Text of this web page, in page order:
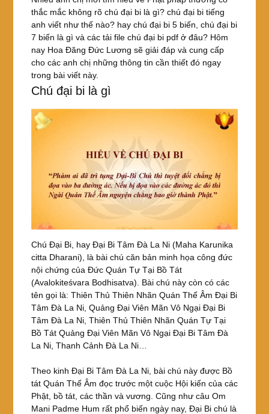
thắc mắc không rõ chú đại bi là gì? chú đại bi tiếng
anh viết như thế nào? hay chú đại bi 5 biến, chú đại bi
7 biến là gì và các tải file chú đại bi pdf ở đâu? Hôm
nay Hoa Đăng Đức Lương sẽ giải đáp và cung cấp
cho các anh chị những thông tin cần thiết đó ngay
trong bài viết này.
Chú đại bi là gì
Chú Đại Bi, hay Đại Bi Tâm Đà La Ni (Maha Karunika
citta Dharani), là bài chú căn bản minh họa công đức
nội chứng của Đức Quán Tự Tại Bồ Tát
(Avalokiteśvara Bodhisatva). Bài chú này còn có các
tên gọi là: Thiên Thủ Thiên Nhãn Quán Thế Âm Đại Bi
Tâm Đà La Ni, Quảng Đại Viên Mãn Vô Ngại Đại Bi
Tâm Đà La Ni, Thiên Thủ Thiên Nhãn Quán Tự Tại
Bồ Tát Quảng Đại Viên Mãn Vô Ngại Đại Bi Tâm Đà
La Ni, Thanh Cảnh Đà La Ni…
Theo kinh Đại Bi Tâm Đà La Ni, bài chú này được Bồ
tát Quán Thế Âm đọc trước một cuộc Hội kiến của các
Phật, bồ tát, các thần và vương. Cũng như câu Om
Mani Padme Hum rất phổ biến ngày nay, Đại Bi chú là